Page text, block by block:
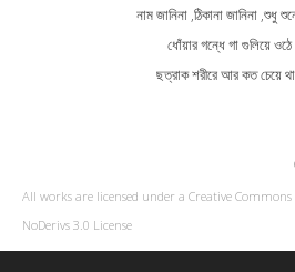
নাম জানিনা ,ঠিকানা জানিনা ,শুধু
ধোঁয়ার গন্ধে গা গুলিয়ে
ছত্রাক শরীরে আর কত চেয়ে
All works are licensed under a Creative
NoDerivs 3.0 License